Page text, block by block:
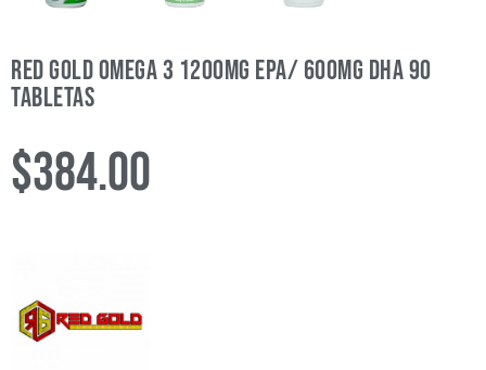
Red Gold Omega 3 1200mg EPA/ 600mg DHA 90
Tabletas
$384.00